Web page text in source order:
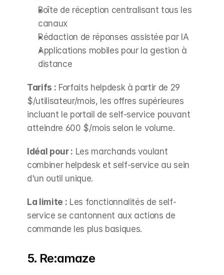
Boîte de réception centralisant tous les
canaux
Rédaction de réponses assistée par IA
Applications mobiles pour la gestion à
distance
Tarifs : Forfaits helpdesk à partir de 29
$/utilisateur/mois, les offres supérieures
incluant le portail de self-service pouvant
atteindre 600 $/mois selon le volume.
Idéal pour : Les marchands voulant
combiner helpdesk et self-service au sein
d'un outil unique.
La limite : Les fonctionnalités de self-
service se cantonnent aux actions de
commande les plus basiques.
5. Re:amaze